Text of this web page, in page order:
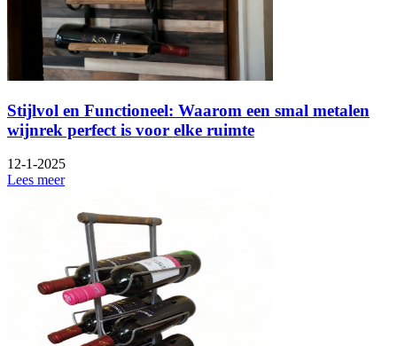
Stijlvol en Functioneel: Waarom een smal metalen
wijnrek perfect is voor elke ruimte
12-1-2025
Lees meer